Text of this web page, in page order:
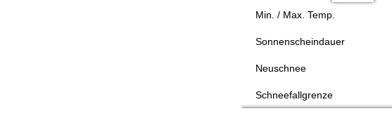
Min. / Max. Temp.
Sonnenscheindauer
Neuschnee
Schneefallgrenze